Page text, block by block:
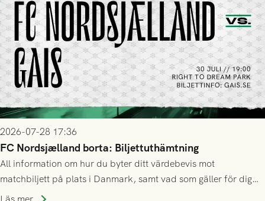
2026-07-28 17:36
FC Nordsjælland borta: Biljettuthämtning
All information om hur du byter ditt värdebevis mot
matchbiljett på plats i Danmark, samt vad som gäller för dig
som står på reservlista eller fått förhinder.